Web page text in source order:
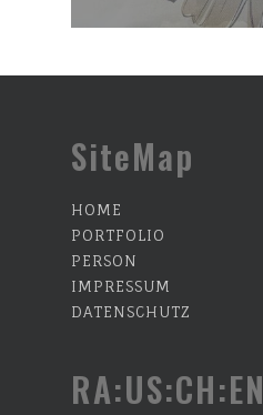
SiteMap
HOME
PORTFOLIO
PERSON
IMPRESSUM
DATENSCHUTZ
RA:US:CH:EN